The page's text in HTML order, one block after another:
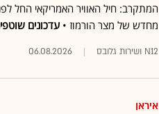
המתקרב: חיל האוויר האמריקאי החל
מחדש של מצר הורמוז • עדכונים
N12 ושירות גלובס 06.08.2026
איראן